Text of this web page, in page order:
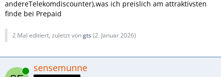
andereTelekomdiscounter),was ich preislich am attraktivsten
finde bei Prepaid
2 Mal editiert, zuletzt vongts(2. Januar 2026)
Online sensemunne